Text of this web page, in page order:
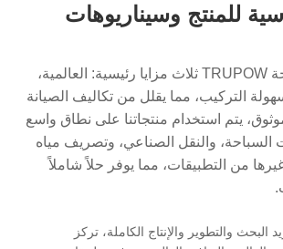
للمنتج وسيناريوهات
توفر ملحقات مضخة TRUPOW ثلاث مزايا رئيسية: العالمية،
التركيب، مما يقلل من تكاليف الصيانة
يتم استخدام منتجاتنا على نطاق واسع
والنقل الصناعي، وتصريف مياه
من التطبيقات، مما يوفر حلاً شاملاً
والتطوير والإنتاج الكاملة، تركز